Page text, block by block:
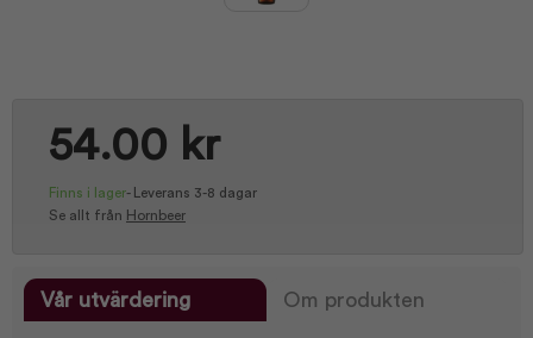
54.00 kr
Finns i lager-
Leverans 3-8 dagar
Se allt från Hornbeer
Vår utvärdering Om produkten